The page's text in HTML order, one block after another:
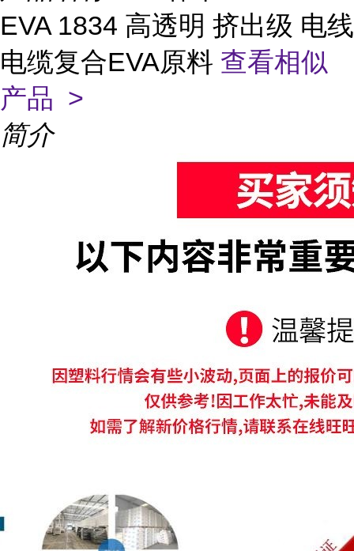
EVA 1834 高透明 挤出级 电线
电缆复合EVA原料 查看相似
产品 >
简介